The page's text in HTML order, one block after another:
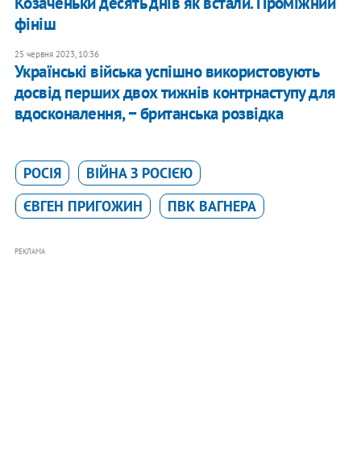
фініш
25 червня 2023, 10:36
Українські війська успішно використовують
досвід перших двох тижнів контрнаступу для
вдосконалення, − британська розвідка
РОСІЯ
ВІЙНА З РОСІЄЮ
ЄВГЕН ПРИГОЖИН
ПВК ВАГНЕРА
РЕКЛАМА